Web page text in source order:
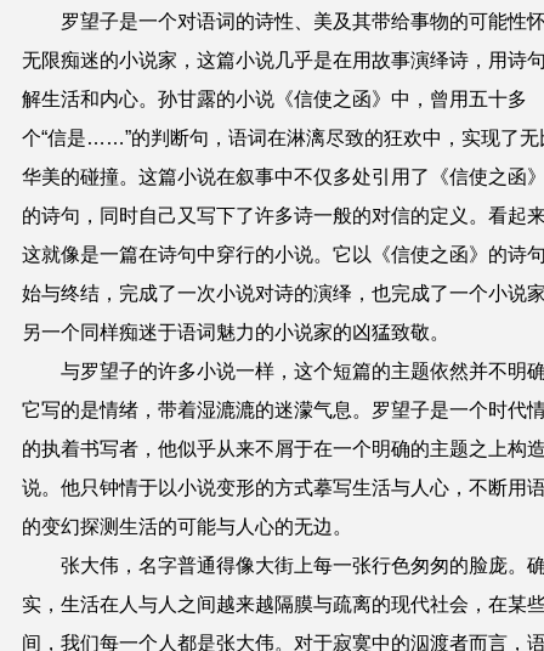
罗望子是一个对语词的诗性、美及其带给事物的可能性
无限痴迷的小说家，这篇小说几乎是在用故事演绎诗，用诗
解生活和内心。孙甘露的小说《信使之函》中，曾用五十多
个“信是……”的判断句，语词在淋漓尽致的狂欢中，实现了无
华美的碰撞。这篇小说在叙事中不仅多处引用了《信使之函
的诗句，同时自己又写下了许多诗一般的对信的定义。看起
这就像是一篇在诗句中穿行的小说。它以《信使之函》的诗
始与终结，完成了一次小说对诗的演绎，也完成了一个小说
另一个同样痴迷于语词魅力的小说家的凶猛致敬。
与罗望子的许多小说一样，这个短篇的主题依然并不明
它写的是情绪，带着湿漉漉的迷濛气息。罗望子是一个时代
的执着书写者，他似乎从来不屑于在一个明确的主题之上构
说。他只钟情于以小说变形的方式摹写生活与人心，不断用
的变幻探测生活的可能与人心的无边。
张大伟，名字普通得像大街上每一张行色匆匆的脸庞。
实，生活在 人与人之间越来越隔膜与疏离的现代社会，在某
间，我们每一个人都是张大伟。 对于寂寞中的泅渡者而言，